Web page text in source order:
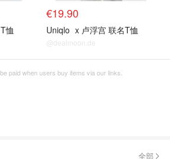
恤
€19.90
Uniqlo x 卢浮宫 联名T恤
@dealmoon.de
paid when users buy items via our links.
全部